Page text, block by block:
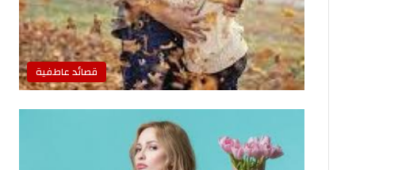
قصائد عاطفية